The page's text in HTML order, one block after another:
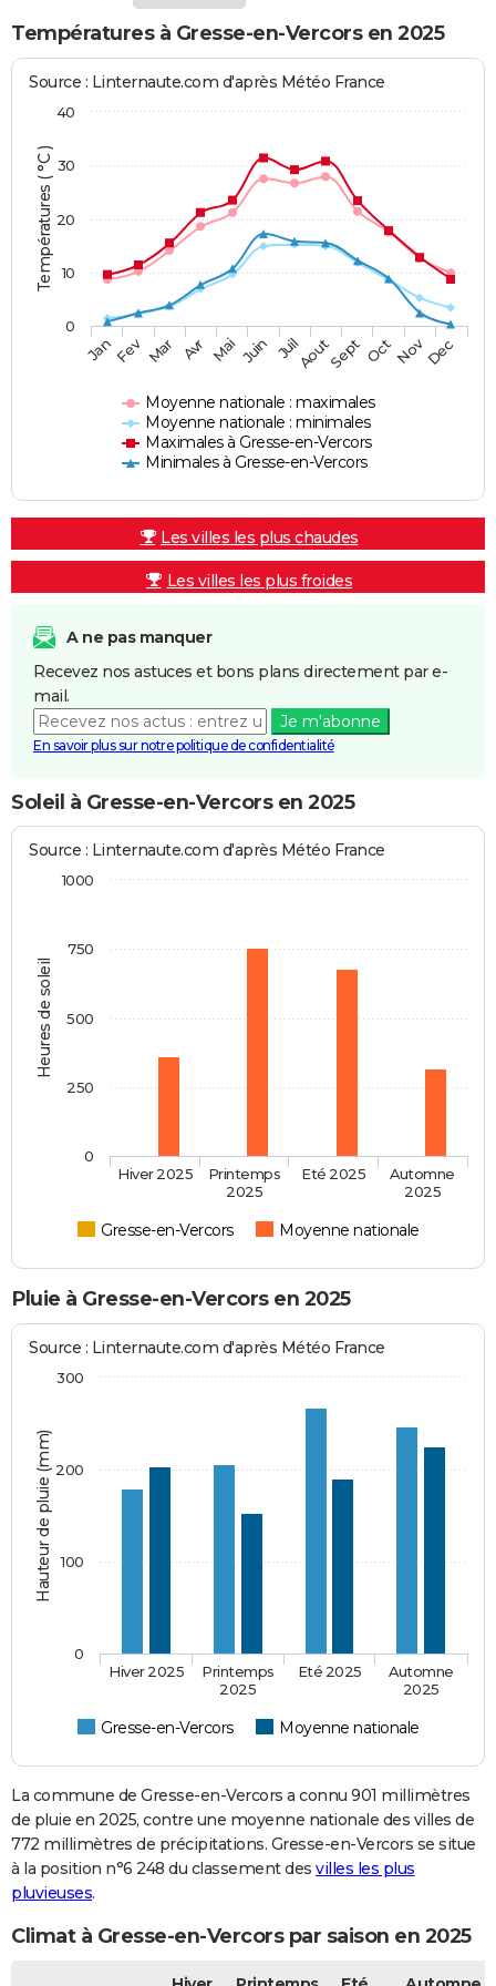
Températures à Gresse-en-Vercors en 2025
Températures ( °C )
Source : Linternaute.com d'après Météo France
Moyenne nationale : maximales
Moyenne nationale : minimales
Maximales à Gresse-en-Vercors
Minimales à Gresse-en-Vercors
JanFev Mar Avr Mai Juin JuilAoutSept OctNovDec
0
10
20
30
40
Les villes les plus chaudes
Les villes les plus froides
A ne pas manquer
Recevez nos astuces et bons plans directement par e-
mail.
Je m'abonne
En savoir plus sur notre politique de confidentialité
Soleil à Gresse-en-Vercors en 2025
Heures de soleil
Source : Linternaute.com d'après Météo France
Gresse-en-Vercors Moyenne nationale
Hiver 2025
Printemps
2025
Eté 2025
Automne
2025
0
250
500
750
1000
Pluie à Gresse-en-Vercors en 2025
Hauteur de pluie (mm)
Source : Linternaute.com d'après Météo France
Gresse-en-Vercors Moyenne nationale
Hiver 2025
Printemps
2025
Eté 2025
Automne
2025
0
100
200
300
La commune de Gresse-en-Vercors a connu 901 millimètres
de pluie en 2025, contre une moyenne nationale des villes de
772 millimètres de précipitations. Gresse-en-Vercors se situe
à la position n°6 248 du classement des villes les plus
pluvieuses.
Climat à Gresse-en-Vercors par saison en 2025